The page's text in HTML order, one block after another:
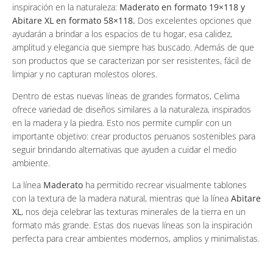
inspiración en la naturaleza: Maderato en formato 19×118 y
Abitare XL en formato 58×118. Dos excelentes opciones que
ayudarán a brindar a los espacios de tu hogar, esa calidez,
amplitud y elegancia que siempre has buscado. Además de que
son productos que se caracterizan por ser resistentes, fácil de
limpiar y no capturan molestos olores.
Dentro de estas nuevas líneas de grandes formatos, Celima
ofrece variedad de diseños similares a la naturaleza, inspirados
en la madera y la piedra. Esto nos permite cumplir con un
importante objetivo: crear productos peruanos sostenibles para
seguir brindando alternativas que ayuden a cuidar el medio
ambiente.
La línea Maderato ha permitido recrear visualmente tablones
con la textura de la madera natural, mientras que la línea Abitare
XL, nos deja celebrar las texturas minerales de la tierra en un
formato más grande. Estas dos nuevas líneas son la inspiración
perfecta para crear ambientes modernos, amplios y minimalistas.